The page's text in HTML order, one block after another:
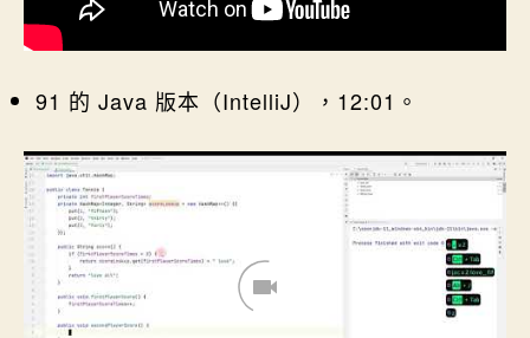
91 的 Java 版本（IntelliJ），12:01。